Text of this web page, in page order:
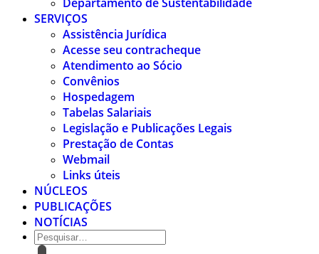
SERVIÇOS
Assistência Jurídica
Acesse seu contracheque
Atendimento ao Sócio
Convênios
Hospedagem
Tabelas Salariais
Legislação e Publicações Legais
Prestação de Contas
Webmail
Links úteis
NÚCLEOS
PUBLICAÇÕES
NOTÍCIAS